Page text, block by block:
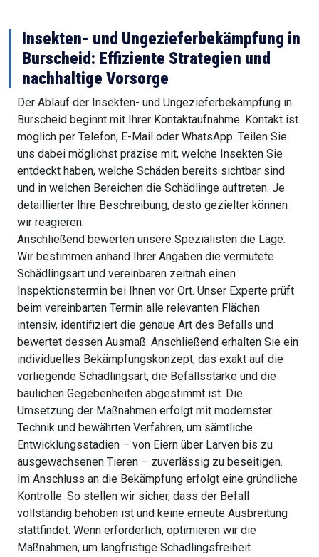
Insekten- und Ungezieferbekämpfung in
Burscheid: Effiziente Strategien und
nachhaltige Vorsorge
Der Ablauf der Insekten- und Ungezieferbekämpfung in
Burscheid beginnt mit Ihrer Kontaktaufnahme. Kontakt ist
möglich per Telefon, E-Mail oder WhatsApp. Teilen Sie
uns dabei möglichst präzise mit, welche Insekten Sie
entdeckt haben, welche Schäden bereits sichtbar sind
und in welchen Bereichen die Schädlinge auftreten. Je
detaillierter Ihre Beschreibung, desto gezielter können
wir reagieren.
Anschließend bewerten unsere Spezialisten die Lage.
Wir bestimmen anhand Ihrer Angaben die vermutete
Schädlingsart und vereinbaren zeitnah einen
Inspektionstermin bei Ihnen vor Ort. Unser Experte prüft
beim vereinbarten Termin alle relevanten Flächen
intensiv, identifiziert die genaue Art des Befalls und
bewertet dessen Ausmaß. Anschließend erhalten Sie ein
individuelles Bekämpfungskonzept, das exakt auf die
vorliegende Schädlingsart, die Befallsstärke und die
baulichen Gegebenheiten abgestimmt ist. Die
Umsetzung der Maßnahmen erfolgt mit modernster
Technik und bewährten Verfahren, um sämtliche
Entwicklungsstadien – von Eiern über Larven bis zu
ausgewachsenen Tieren – zuverlässig zu beseitigen.
Im Anschluss an die Bekämpfung erfolgt eine gründliche
Kontrolle. So stellen wir sicher, dass der Befall
vollständig behoben ist und keine erneute Ausbreitung
stattfindet. Wenn erforderlich, optimieren wir die
Maßnahmen, um langfristige Schädlingsfreiheit